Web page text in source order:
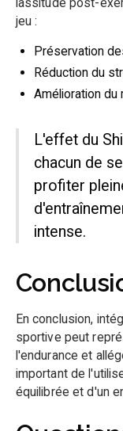
jeu :
Préservation
Réduction du
Amélioration du
L'effet du
chacun de
profiter
intense.
En conclusion,
sportive peut
l'endurance et
important de
équilibrée et d'un